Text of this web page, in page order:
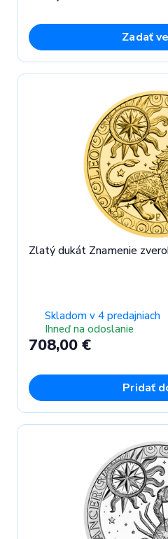
Zadať
Zlatý dukát Znamenie
Skladom v 4 predajniach
Ihneď na odoslanie
708,00 €
Pridať